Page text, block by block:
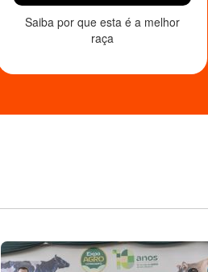
Saiba por que esta é a melhor
raça